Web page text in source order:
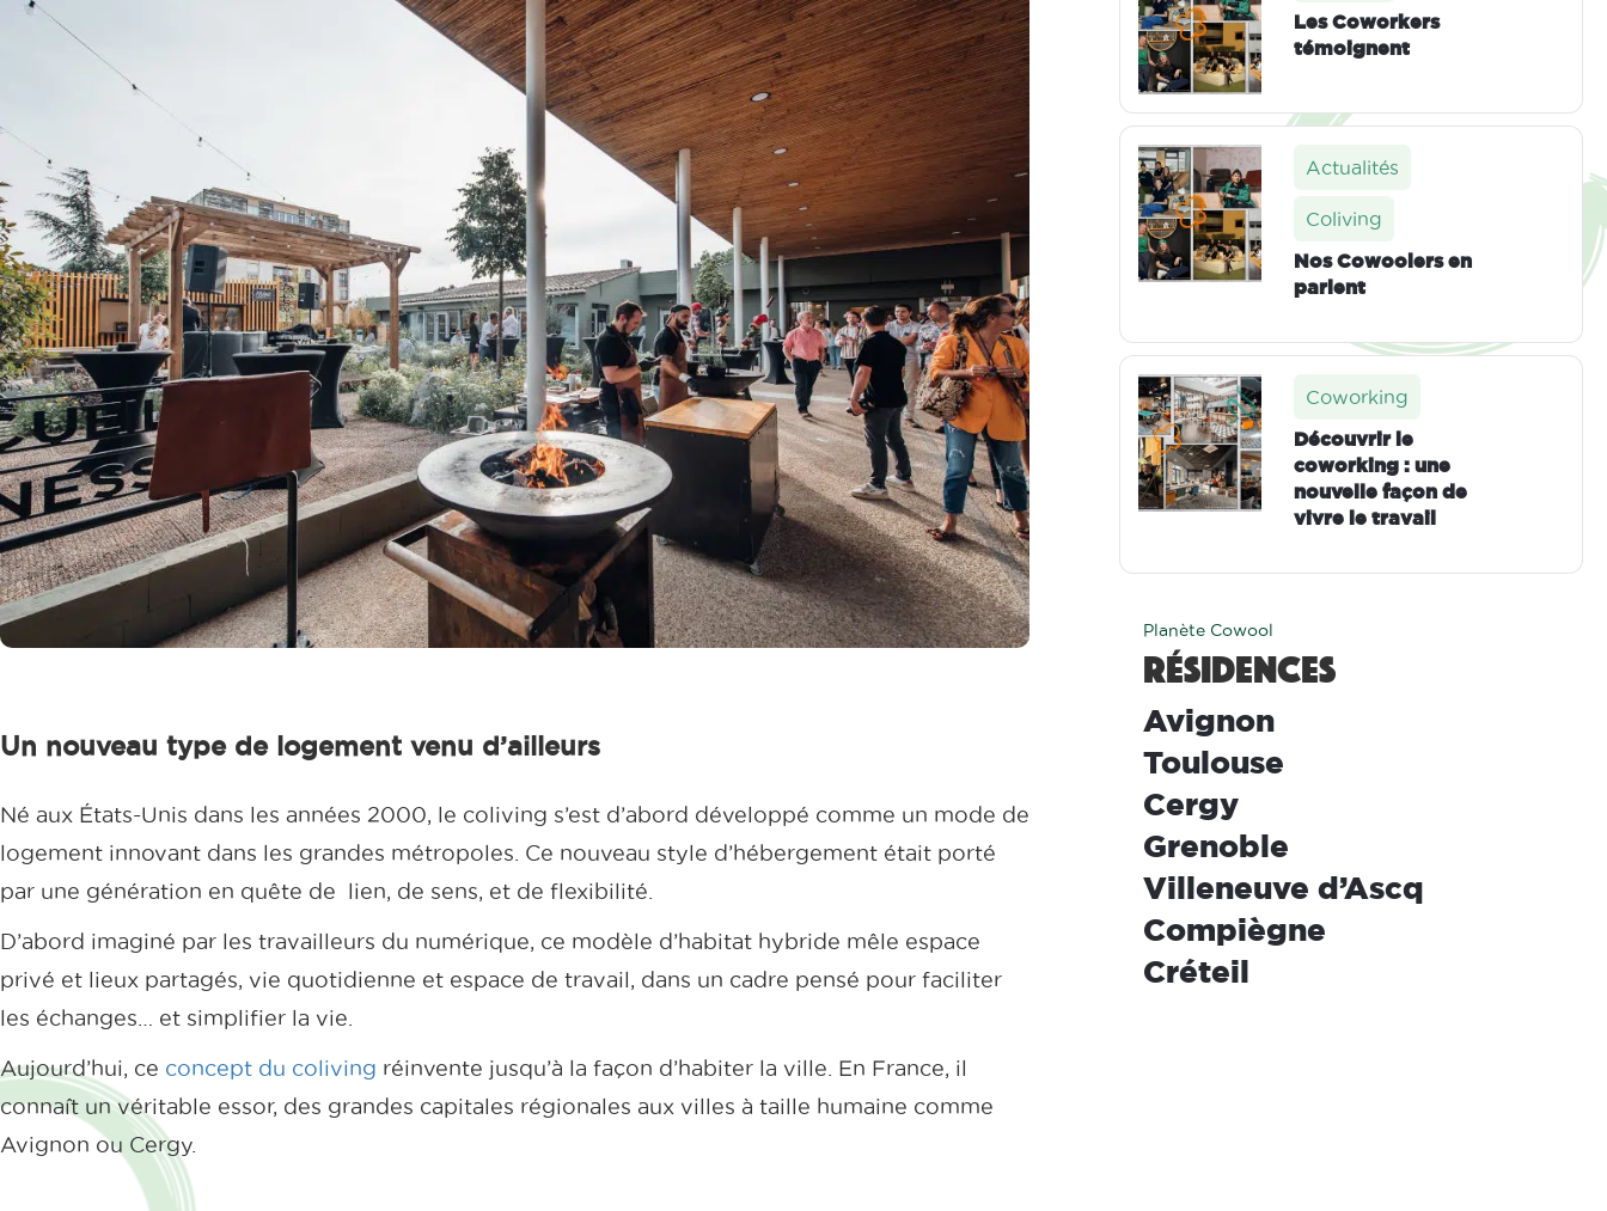
Un nouveau type de logement venu d’ailleurs
Né aux États-Unis dans les années 2000, le coliving s’est d’abord développé comme un mode de
logement innovant dans les grandes métropoles. Ce nouveau style d’hébergement était porté
par une génération en quête de lien, de sens, et de flexibilité.
D’abord imaginé par les travailleurs du numérique, ce modèle d’habitat hybride mêle espace
privé et lieux partagés, vie quotidienne et espace de travail, dans un cadre pensé pour faciliter
les échanges… et simplifier la vie.
Aujourd’hui, ce concept du coliving réinvente jusqu’à la façon d’habiter la ville. En France, il
connaît un véritable essor, des grandes capitales régionales aux villes à taille humaine comme
Avignon ou Cergy.
Les Coworkers
témoignent
Actualités
Coliving
Nos Cowoolers en
parlent
Coworking
Découvrir le
coworking : une
nouvelle façon de
vivre le travail
Planète Cowool
Résidences
Cowool Avignon
Cowool Toulouse
Cowool Cergy
Cowool Grenoble
Cowool Villeneuve d’Ascq
Cowool Compiègne
Cowool Créteil